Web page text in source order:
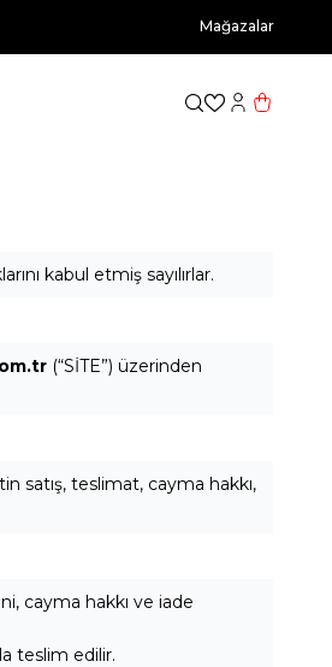
Mağazalar
Favorilerim
Hesabım
Sepetim
kabul etmiş sayılırlar.
(“SİTE”) üzerinden
satış, teslimat, cayma hakkı,
cayma hakkı ve iade
teslim edilir.